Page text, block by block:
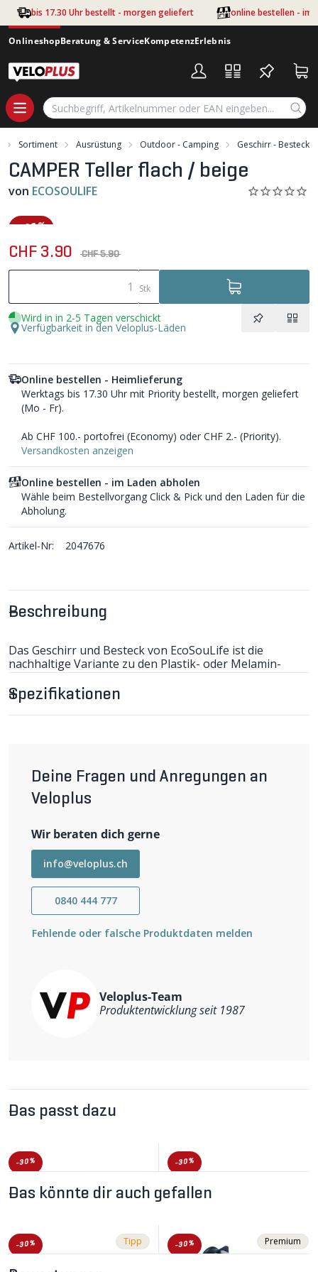
Zum Hauptinhalt springen
bis 17.30 Uhr bestellt - morgen geliefert online bestellen - im
OnlineshopBeratung & ServiceKompetenzErlebnis
Sortiment Ausrüstung Outdoor - Camping Geschirr - Besteck
CAMPER Teller flach / beige
von ECOSOULIFE
-33%
Beschreibung
Das Geschirr und Besteck von EcoSouLife ist die
nachhaltige Variante zu den Plastik- oder Melamin-
Produkten. Die EcoSouLife-Produkte werden aus
pflanzlichen Abfällen aus Bambus, Maisstärke und
Milchsäure-Harz (PLA). Wird das Geschirr im Boden
vergraben oder kompostiert, so ist es nach spätestens
weiter lesen
Spezifikationen
Deine Fragen und Anregungen an
Veloplus
Wir beraten dich gerne
info@veloplus.ch
0840 444 777
Fehlende oder falsche Produktdaten melden
Veloplus-Team
Produktentwicklung seit 1987
CHF 3.90 CHF 5.90
Stk
Wird in in 2-5 Tagen verschickt
Verfügbarkeit in den Veloplus-Läden
Online bestellen - Heimlieferung
Werktags bis 17.30 Uhr mit Priority bestellt, morgen geliefert
(Mo - Fr).
Ab CHF 100.- portofrei (Economy) oder CHF 2.- (Priority).
Versandkosten anzeigen
Online bestellen - im Laden abholen
Wähle beim Bestellvorgang Click & Pick und den Laden für die
Abholung.
Artikel-Nr: 2047676
Das passt dazu
-30% -30%
Das könnte dir auch gefallen
-30% Tipp -30% Premium